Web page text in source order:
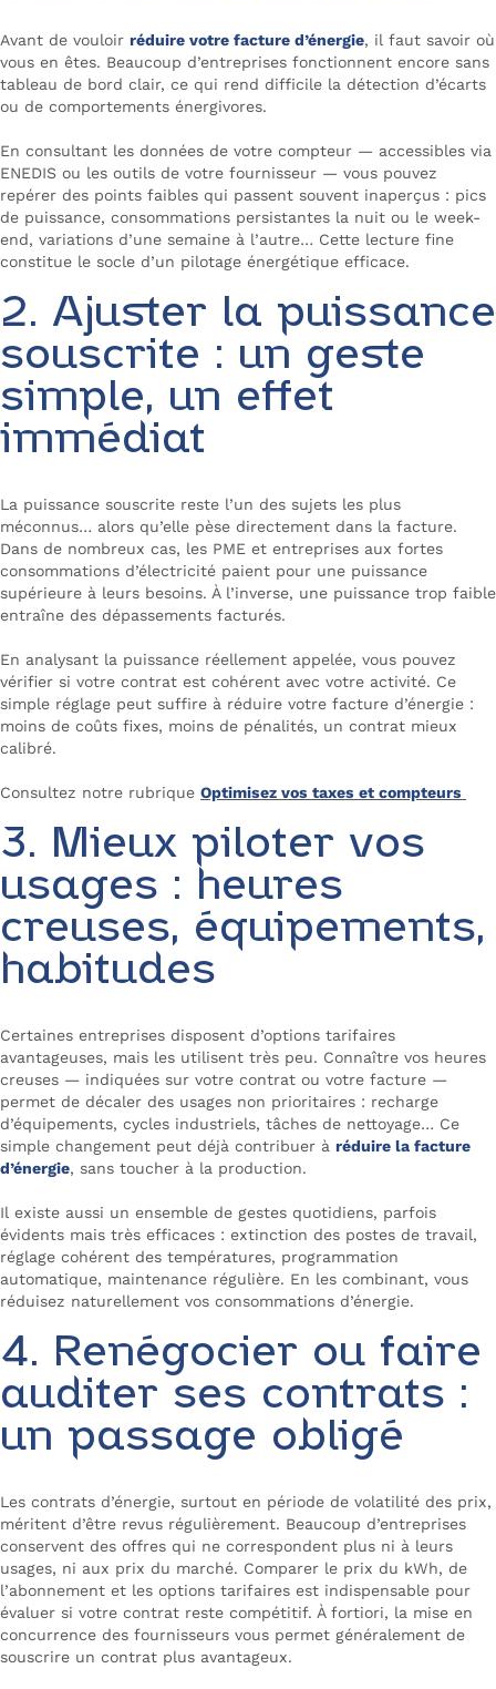
Avant de vouloir réduire votre facture d’énergie, il faut savoir où
vous en êtes. Beaucoup d’entreprises fonctionnent encore sans
tableau de bord clair, ce qui rend difficile la détection d’écarts
ou de comportements énergivores.
En consultant les données de votre compteur — accessibles via
ENEDIS ou les outils de votre fournisseur — vous pouvez
repérer des points faibles qui passent souvent inaperçus : pics
de puissance, consommations persistantes la nuit ou le week-
end, variations d’une semaine à l’autre… Cette lecture fine
constitue le socle d’un pilotage énergétique efficace.
2. Ajuster la puissance
souscrite : un geste
simple, un effet
immédiat
La puissance souscrite reste l’un des sujets les plus
méconnus… alors qu’elle pèse directement dans la facture.
Dans de nombreux cas, les PME et entreprises aux fortes
consommations d’électricité paient pour une puissance
supérieure à leurs besoins. À l’inverse, une puissance trop faible
entraîne des dépassements facturés.
En analysant la puissance réellement appelée, vous pouvez
vérifier si votre contrat est cohérent avec votre activité. Ce
simple réglage peut suffire à réduire votre facture d’énergie :
moins de coûts fixes, moins de pénalités, un contrat mieux
calibré.
Consultez notre rubrique Optimisez vos taxes et compteurs
3. Mieux piloter vos
usages : heures
creuses, équipements,
habitudes
Certaines entreprises disposent d’options tarifaires
avantageuses, mais les utilisent très peu. Connaître vos heures
creuses — indiquées sur votre contrat ou votre facture —
permet de décaler des usages non prioritaires : recharge
d’équipements, cycles industriels, tâches de nettoyage… Ce
simple changement peut déjà contribuer à réduire la facture
d’énergie, sans toucher à la production.
Il existe aussi un ensemble de gestes quotidiens, parfois
évidents mais très efficaces : extinction des postes de travail,
réglage cohérent des températures, programmation
automatique, maintenance régulière. En les combinant, vous
réduisez naturellement vos consommations d’énergie.
4. Renégocier ou faire
auditer ses contrats :
un passage obligé
Les contrats d’énergie, surtout en période de volatilité des prix,
méritent d’être revus régulièrement. Beaucoup d’entreprises
conservent des offres qui ne correspondent plus ni à leurs
usages, ni aux prix du marché. Comparer le prix du kWh, de
l’abonnement et les options tarifaires est indispensable pour
évaluer si votre contrat reste compétitif. À fortiori, la mise en
concurrence des fournisseurs vous permet généralement de
souscrire un contrat plus avantageux.